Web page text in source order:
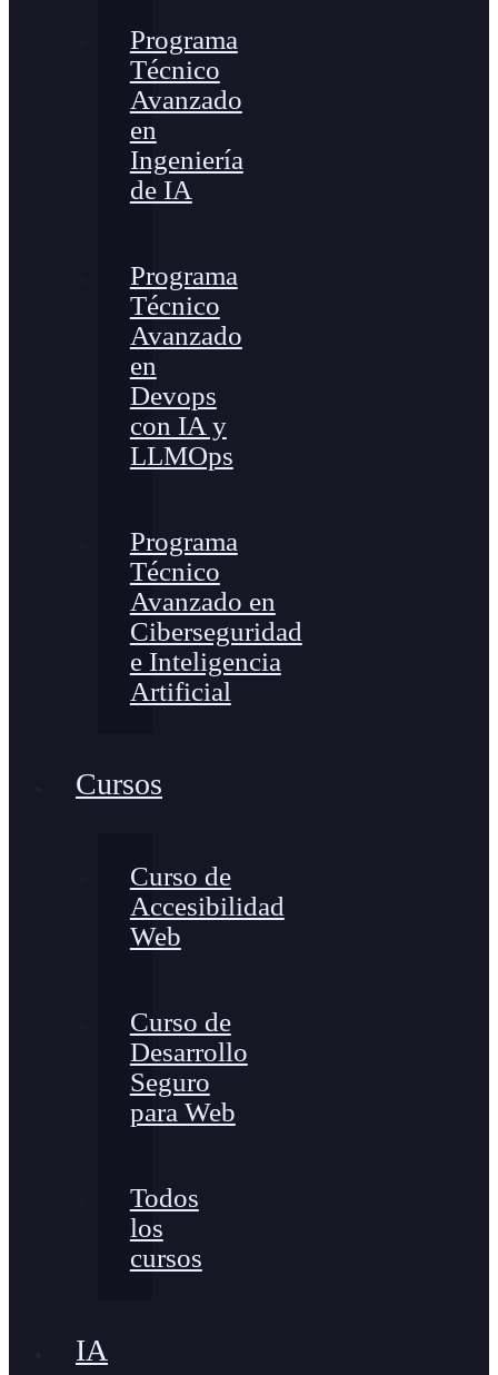
Programa
Técnico
Avanzado
en
Ingeniería
de IA
Programa
Técnico
Avanzado
en
Devops
con IA y
LLMOps
Programa
Técnico
Avanzado en
Ciberseguridad
e Inteligencia
Artificial
Cursos
Curso de
Accesibilidad
Web
Curso de
Desarrollo
Seguro
para Web
Todos
los
cursos
IA